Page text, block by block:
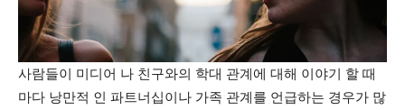
사람들이 미디어 나 친구와의 학대 관계에 대해 이야기 할 때
마다 낭만적 인 파트너십이나 가족 관계를 언급하는 경우가 많